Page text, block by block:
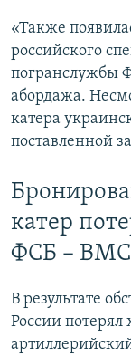
«Также
российского
погранслужбы
абордажа.
катера
поставленной
катер
ФСБ –
В результате
России